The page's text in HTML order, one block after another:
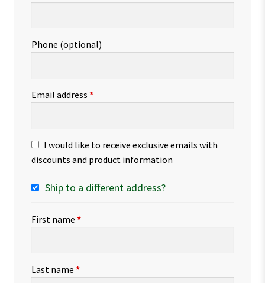
Phone (optional)
Email address *
I would like to receive exclusive emails with
discounts and product information
Ship to a different address?
First name *
Last name *